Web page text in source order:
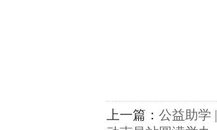
上一篇： 公益助学